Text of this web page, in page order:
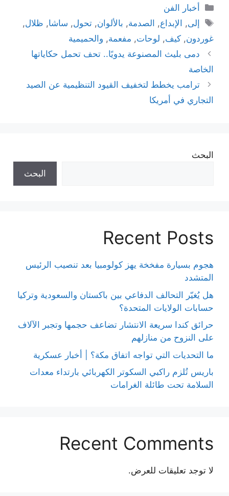
التصنيفات
أخبار الفن
الوسوم
إلى, الإبداع, الصدمة, بالألوان,تحول, ساشا, ظلال,
غوردون, كيف, لوحات, مفعمة, والحميمية
دمى بليث المصنوعة يدويًا.. تحف تحمل حكاياتها
الخاصة
ترامب يخطط لتخفيف القيود التنظيمية عن الصيد
التجاري في أمريكا
البحث
البحث
Recent Posts
هجوم بسيارة مفخخة يهز كولومبيا بعد تنصيب الرئيس
المتشدد
هل يُغيّر التحالف الدفاعي بين باكستان والسعودية وتركيا
حسابات الولايات المتحدة؟
حرائق كندا سريعة الانتشار تضاعف حجمها وتجبر الآلاف
على النزوح من منازلهم
ما التحديات التي تواجه اتفاق مكة؟ | أخبار عسكرية
باريس تُلزم راكبي السكوتر الكهربائي بارتداء معدات
السلامة تحت طائلة الغرامات
Recent Comments
لا توجد تعليقات للعرض.